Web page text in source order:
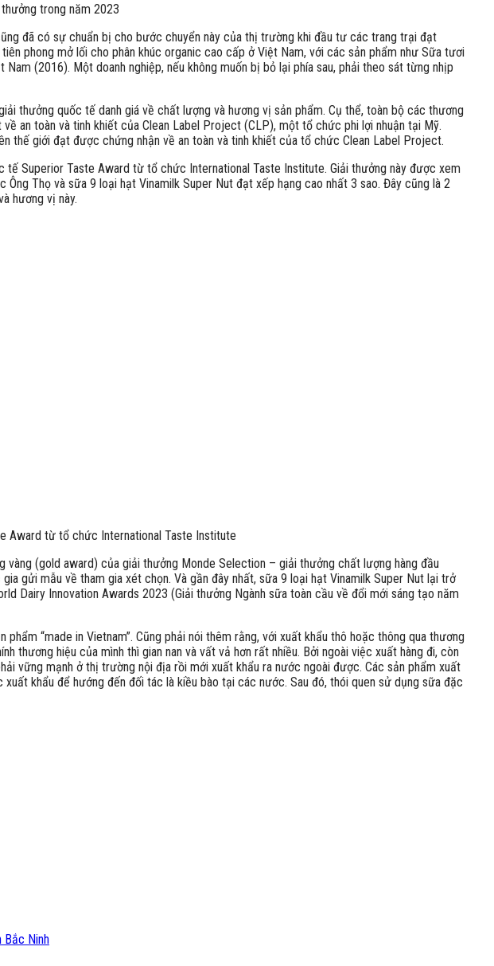
trong năm 2023
đã có sự chuẩn bị cho bước chuyển này của thị trường khi đầu tư các trang trại đạt
phong mở lối cho phân khúc organic cao cấp ở Việt Nam, với các sản phẩm như Sữa tươi
(2016). Một doanh nghiệp, nếu không muốn bị bỏ lại phía sau, phải theo sát từng nhịp
thưởng quốc tế danh giá về chất lượng và hương vị sản phẩm. Cụ thể, toàn bộ các thương
an toàn và tinh khiết của Clean Label Project (CLP), một tổ chức phi lợi nhuận tại Mỹ.
thế giới đạt được chứng nhận về an toàn và tinh khiết của tổ chức Clean Label Project.
tế Superior Taste Award từ tổ chức International Taste Institute. Giải thưởng này được xem
Thọ và sữa 9 loại hạt Vinamilk Super Nut đạt xếp hạng cao nhất 3 sao. Đây cũng là 2
hương vị này.
Award từ tổ chức International Taste Institute
(gold award) của giải thưởng Monde Selection – giải thưởng chất lượng hàng đầu
gửi mẫu về tham gia xét chọn. Và gần đây nhất, sữa 9 loại hạt Vinamilk Super Nut lại trở
Dairy Innovation Awards 2023 (Giải thưởng Ngành sữa toàn cầu về đổi mới sáng tạo năm
“made in Vietnam”. Cũng phải nói thêm rằng, với xuất khẩu thô hoặc thông qua thương
thương hiệu của mình thì gian nan và vất vả hơn rất nhiều. Bởi ngoài việc xuất hàng đi, còn
vững mạnh ở thị trường nội địa rồi mới xuất khẩu ra nước ngoài được. Các sản phẩm xuất
khẩu để hướng đến đối tác là kiều bào tại các nước. Sau đó, thói quen sử dụng sữa đặc
Bắc Ninh